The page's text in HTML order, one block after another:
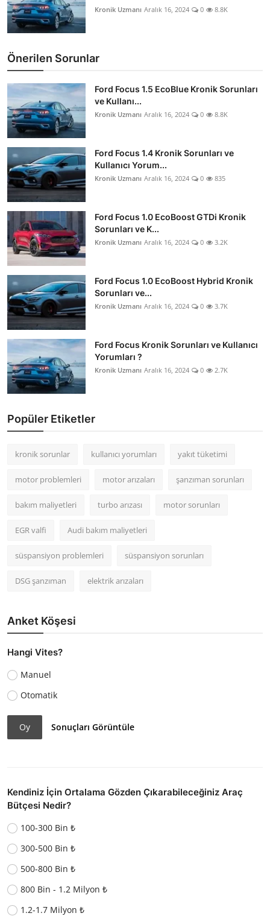
Kronik Uzmanı Aralık 16, 2024 0 8.8K
Önerilen Sorunlar
Ford Focus 1.5 EcoBlue Kronik Sorunları
ve Kullanı...
Kronik Uzmanı Aralık 16, 2024 0 8.8K
Ford Focus 1.4 Kronik Sorunları ve
Kullanıcı Yorum...
Kronik Uzmanı Aralık 16, 2024 0 835
Ford Focus 1.0 EcoBoost GTDi Kronik
Sorunları ve K...
Kronik Uzmanı Aralık 16, 2024 0 3.2K
Ford Focus 1.0 EcoBoost Hybrid Kronik
Sorunları ve...
Kronik Uzmanı Aralık 16, 2024 0 3.7K
Ford Focus Kronik Sorunları ve Kullanıcı
Yorumları ?
Kronik Uzmanı Aralık 16, 2024 0 2.7K
Popüler Etiketler
kronik sorunlar kullanıcı yorumları yakıt tüketimi
motor problemleri motor arızaları şanzıman sorunları
bakım maliyetleri turbo arızası motor sorunları
EGR valfi Audi bakım maliyetleri
süspansiyon problemleri süspansiyon sorunları
DSG şanzıman elektrik arızaları
Anket Köşesi
Hangi Vites?
Manuel
Otomatik
Oy Sonuçları Görüntüle
Kendiniz İçin Ortalama Gözden Çıkarabileceğiniz Araç
Bütçesi Nedir?
100-300 Bin ₺
300-500 Bin ₺
500-800 Bin ₺
800 Bin - 1.2 Milyon ₺
1.2-1.7 Milyon ₺